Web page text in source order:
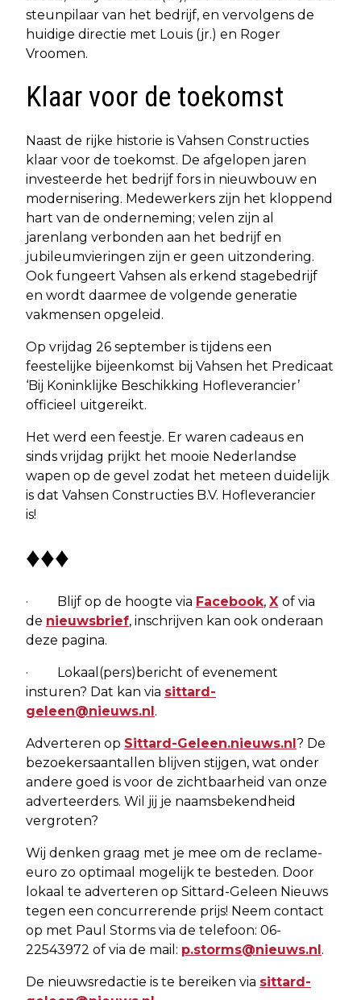
steunpilaar van het bedrijf, en vervolgens de
huidige directie met Louis (jr.) en Roger
Vroomen.
Klaar voor de toekomst
Naast de rijke historie is Vahsen Constructies
klaar voor de toekomst. De afgelopen jaren
investeerde het bedrijf fors in nieuwbouw en
modernisering. Medewerkers zijn het kloppend
hart van de onderneming; velen zijn al
jarenlang verbonden aan het bedrijf en
jubileumvieringen zijn er geen uitzondering.
Ook fungeert Vahsen als erkend stagebedrijf
en wordt daarmee de volgende generatie
vakmensen opgeleid.
Op vrijdag 26 september is tijdens een
feestelijke bijeenkomst bij Vahsen het Predicaat
‘Bij Koninklijke Beschikking Hofleverancier’
officieel uitgereikt.
Het werd een feestje. Er waren cadeaus en
sinds vrijdag prijkt het mooie Nederlandse
wapen op de gevel zodat het meteen duidelijk
is dat Vahsen Constructies B.V. Hofleverancier
is!
♦♦♦
· Blijf op de hoogte via Facebook, X of via
de nieuwsbrief, inschrijven kan ook onderaan
deze pagina.
· Lokaal(pers)bericht of evenement
insturen? Dat kan via sittard-
geleen@nieuws.nl.
Adverteren op Sittard-Geleen.nieuws.nl? De
bezoekersaantallen blijven stijgen, wat onder
andere goed is voor de zichtbaarheid van onze
adverteerders. Wil jij je naamsbekendheid
vergroten?
Wij denken graag met je mee om de reclame-
euro zo optimaal mogelijk te besteden. Door
lokaal te adverteren op Sittard-Geleen Nieuws
tegen een concurrerende prijs! Neem contact
op met Paul Storms via de telefoon: 06-
22543972 of via de mail: p.storms@nieuws.nl.
De nieuwsredactie is te bereiken via sittard-